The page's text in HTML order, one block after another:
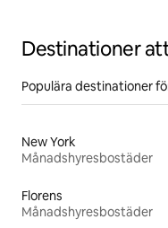
Destinationer
Populära destinationer
New York
Månadshyresbostäder
Florens
Månadshyresbostäder